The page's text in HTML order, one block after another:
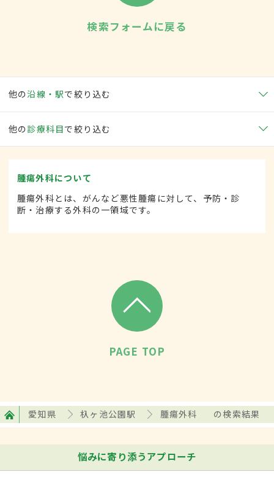
検索フォームに戻る
他の沿線・駅で絞り込む
他の 診療科目で絞り込む
腫瘍外科について
腫瘍外科とは、がんなど悪性腫瘍に対して、予防・診
断・治療する外科の一領域です。
PAGE TOP
愛知県 杁ヶ池公園駅 腫瘍外科 の検索結果
悩みに寄り添うアプローチ